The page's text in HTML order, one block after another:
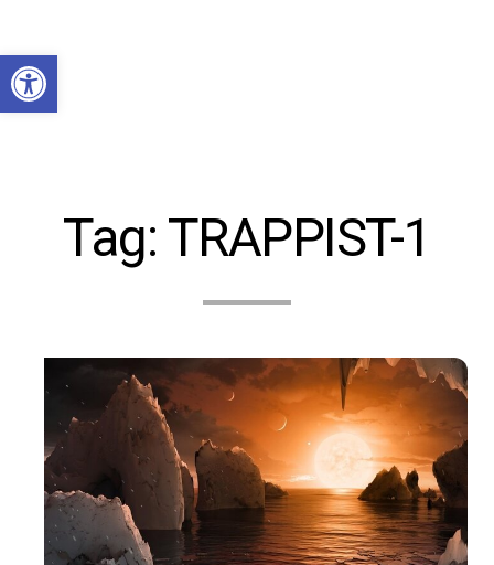
Abrir a barra de ferramentas
Tag: TRAPPIST-1